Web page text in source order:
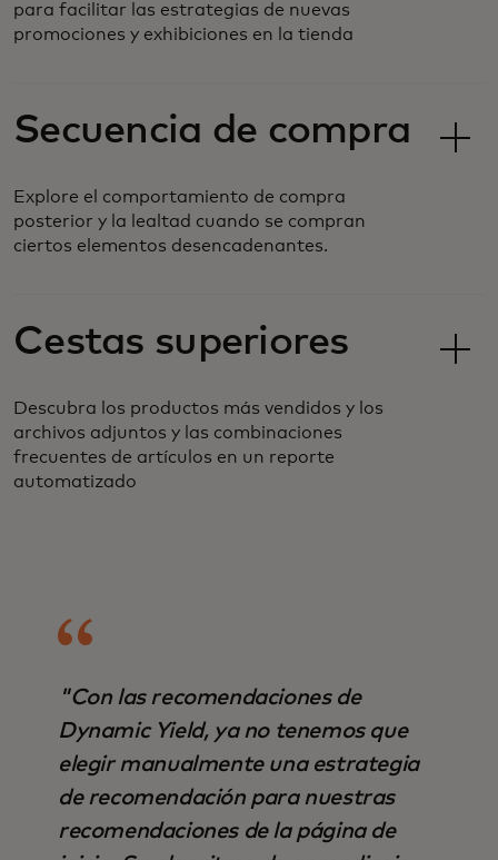
para facilitar las estrategias de nuevas
promociones y exhibiciones en la tienda
Secuencia de compra
Explore el comportamiento de compra
posterior y la lealtad cuando se compran
ciertos elementos desencadenantes.
Cestas superiores
Descubra los productos más vendidos y los
archivos adjuntos y las combinaciones
frecuentes de artículos en un reporte
automatizado
"Con las recomendaciones de
Dynamic Yield, ya no tenemos que
elegir manualmente una estrategia
de recomendación para nuestras
recomendaciones de la página de